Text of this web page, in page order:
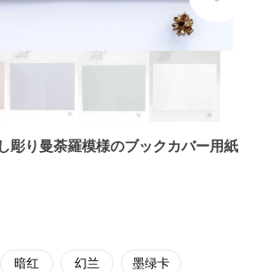
彫り曼荼羅模様のブックカバー用紙
暗红 幻兰 墨绿卡